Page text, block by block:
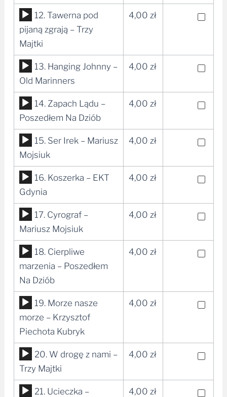
dźwiękowych
Odtwarzacz
plików
dźwiękowych
12. Tawerna pod
pijaną zgrają – Trzy
Majtki
4,00 zł
Odtwarzacz
plików
dźwiękowych
13. Hanging Johnny –
Old Marinners
4,00 zł
Odtwarzacz
plików
dźwiękowych
14. Zapach Lądu –
Poszedłem Na Dziób
4,00 zł
Odtwarzacz
plików
dźwiękowych
15. Ser Irek – Mariusz
Mojsiuk
4,00 zł
Odtwarzacz
plików
dźwiękowych
16. Koszerka – EKT
Gdynia
4,00 zł
Odtwarzacz
plików
dźwiękowych
17. Cyrograf –
Mariusz Mojsiuk
4,00 zł
Odtwarzacz
plików
dźwiękowych
18. Cierpliwe
marzenia – Poszedłem
Na Dziób
4,00 zł
Odtwarzacz
plików
dźwiękowych
19. Morze nasze
morze – Krzysztof
Piechota Kubryk
4,00 zł
Odtwarzacz
plików
dźwiękowych
20. W drogę z nami –
Trzy Majtki
4,00 zł
Odtwarzacz
21. Ucieczka –
4,00 zł